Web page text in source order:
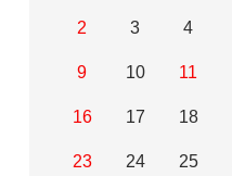
2 3 4
9 10 11
16 17 18
23 24 25